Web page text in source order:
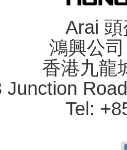
Arai
鴻興公
香港九龍
Junction
Tel: